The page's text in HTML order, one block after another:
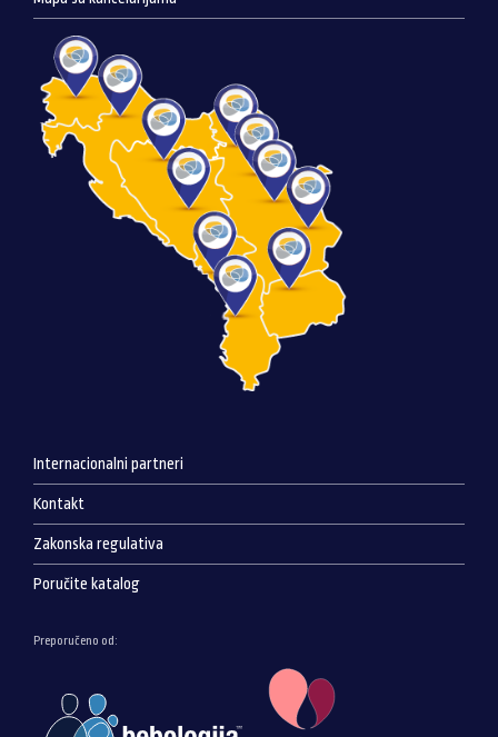
Internacionalni partneri
Kontakt
Zakonska regulativa
Poručite katalog
Preporučeno od: